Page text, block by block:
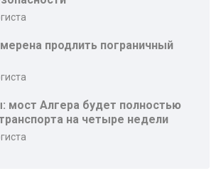
продлить пограничный
мост Алгера будет полностью
на четыре недели